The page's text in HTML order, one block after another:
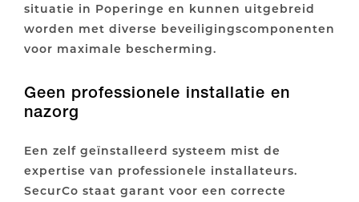
situatie in Poperinge en kunnen uitgebreid
worden met diverse beveiligingscomponenten
voor maximale bescherming.
Geen professionele installatie en
nazorg
Een zelf geïnstalleerd systeem mist de
expertise van professionele installateurs.
SecurCo staat garant voor een correcte